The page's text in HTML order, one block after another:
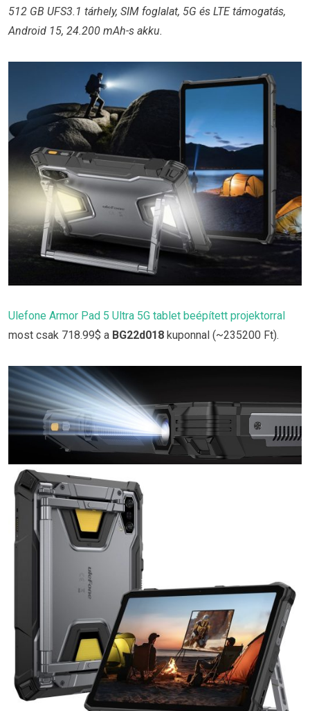
512 GB UFS3.1 tárhely, SIM foglalat, 5G és LTE támogatás,
Android 15, 24.200 mAh-s akku.
Ulefone Armor Pad 5 Ultra 5G tablet beépített projektorral
most csak 718.99$ a BG22d018 kuponnal (~235200 Ft).